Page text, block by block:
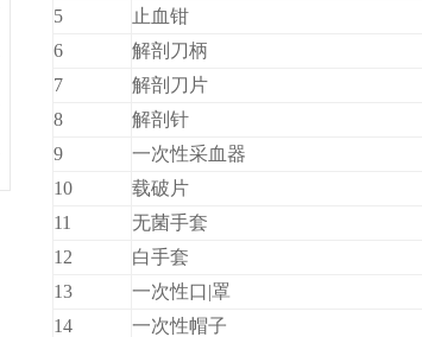
5
止血钳
6
解剖刀柄
7
解剖刀片
8
解剖针
9
一次性采血器
10
载破片
11
无菌手套
12
白手套
13
一次性口|罩
14
一次性帽子